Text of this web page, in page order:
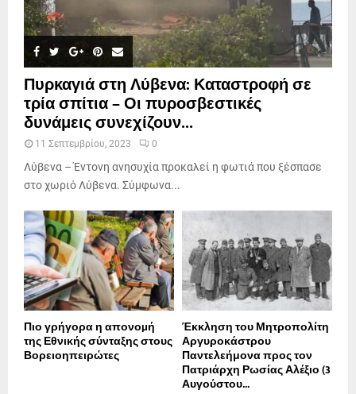
Πυρκαγιά στη Λύβενα: Καταστροφή σε
τρία σπίτια – Οι πυροσβεστικές
δυνάμεις συνεχίζουν...
11 Σεπτεμβρίου, 2023 0
Λύβενα – Έντονη ανησυχία προκαλεί η φωτιά που ξέσπασε
στο χωριό Λύβενα. Σύμφωνα...
Πιο γρήγορα η απονοµή
της Εθνικής σύνταξης στους
Βορειοηπειρώτες
Έκκληση του Μητροπολίτη
Αργυροκάστρου
Παντελεήμονα προς τον
Πατριάρχη Ρωσίας Αλέξιο (3
Αυγούστου...